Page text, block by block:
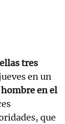
tres
en un
en el
que